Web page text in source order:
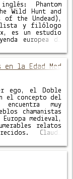
Phantom
Wild Hunt and
of the Undead),
y filólogo
es un estudio
europea de
de muertos …
en la Edad Media
ego, el Doble
el concepto del
muy
chamanistas
medieval,
relatos
Claude
en este